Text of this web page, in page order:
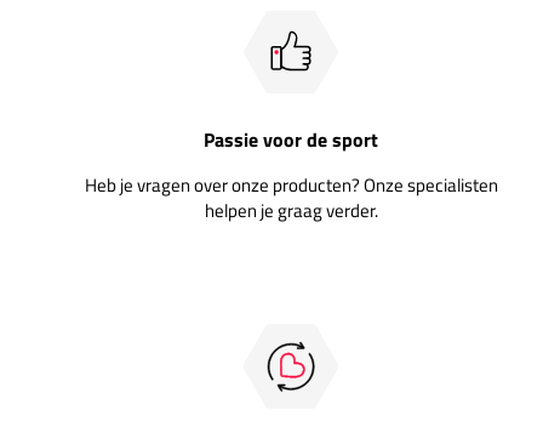
Passie voor de sport
Heb je vragen over onze producten? Onze specialisten
helpen je graag verder.